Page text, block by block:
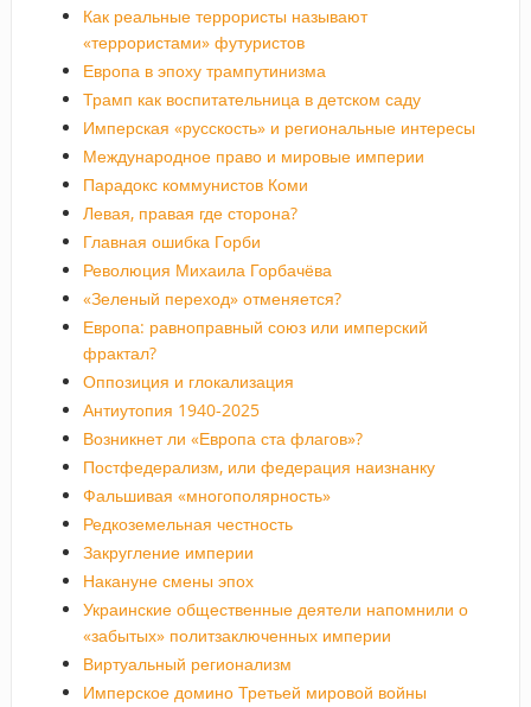
Как реальные террористы называют
«террористами» футуристов
Европа в эпоху трампутинизма
Трамп как воспитательница в детском саду
Имперская «русскость» и региональные интересы
Международное право и мировые империи
Парадокс коммунистов Коми
Левая, правая где сторона?
Главная ошибка Горби
Революция Михаила Горбачёва
«Зеленый переход» отменяется?
Европа: равноправный союз или имперский
фрактал?
Оппозиция и глокализация
Антиутопия 1940-2025
Возникнет ли «Европа ста флагов»?
Постфедерализм, или федерация наизнанку
Фальшивая «многополярность»
Редкоземельная честность
Закругление империи
Накануне смены эпох
Украинские общественные деятели напомнили о
«забытых» политзаключенных империи
Виртуальный регионализм
Имперское домино Третьей мировой войны